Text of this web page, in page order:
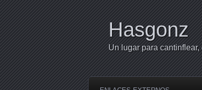
Hasgonz
Un lugar para cantinflear,